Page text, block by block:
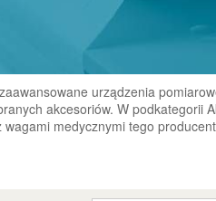
urządzenia
akcesoriów. W podkategorii
wagami medycznymi tego